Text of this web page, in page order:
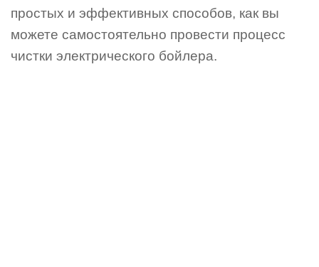
простых и эффективных способов, как вы
можете самостоятельно провести процесс
чистки электрического бойлера.